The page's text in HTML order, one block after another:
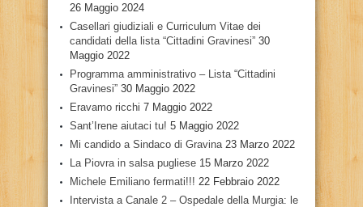
26 Maggio 2024
Casellari giudiziali e Curriculum Vitae dei
candidati della lista “Cittadini Gravinesi” 30
Maggio 2022
Programma amministrativo – Lista “Cittadini
Gravinesi” 30 Maggio 2022
Eravamo ricchi 7 Maggio 2022
Sant’Irene aiutaci tu! 5 Maggio 2022
Mi candido a Sindaco di Gravina 23 Marzo 2022
La Piovra in salsa pugliese 15 Marzo 2022
Michele Emiliano fermati!!! 22 Febbraio 2022
Intervista a Canale 2 – Ospedale della Murgia: le